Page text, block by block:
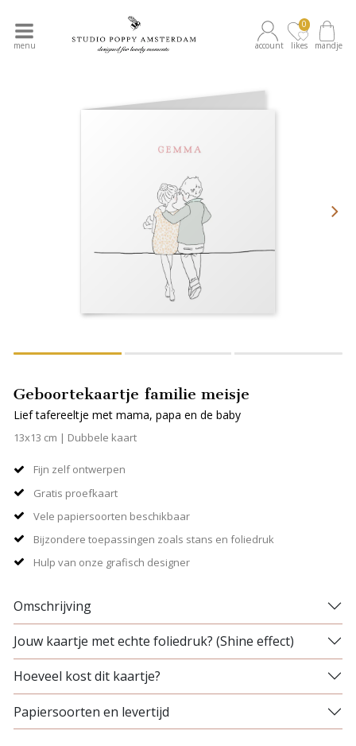
menu account likes
0
mandje
Geboortekaartje familie meisje
Lief tafereeltje met mama, papa en de baby
13x13 cm | Dubbele kaart
Fijn zelf ontwerpen
Gratis proefkaart
Vele papiersoorten beschikbaar
Bijzondere toepassingen zoals stans en foliedruk
Hulp van onze grafisch designer
Omschrijving
Jouw kaartje met echte foliedruk? (Shine effect)
Hoeveel kost dit kaartje?
Papiersoorten en levertijd